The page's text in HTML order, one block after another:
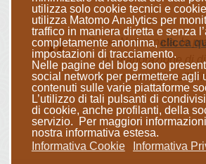
utilizza solo cookie tecnici e
utilizza Matomo Analytics per
traffico in maniera diretta e senza
completamente anonima, clicca
impostazioni di tracciamento.
Nelle pagine del blog sono
social network per permettere agli
contenuti sulle varie piattaforme
L’utilizzo di tali pulsanti di
di cookie, anche profilanti, della
servizio. Per maggiori
nostra informativa estesa.
Informativa Cookie
Informativa
Come Naturopata, le
o l'elaborazione di
fornisco consigli